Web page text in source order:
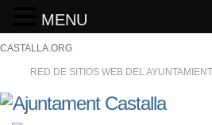
CASTALLA.ORG
RED DE SITIOS WEB DEL
MENU